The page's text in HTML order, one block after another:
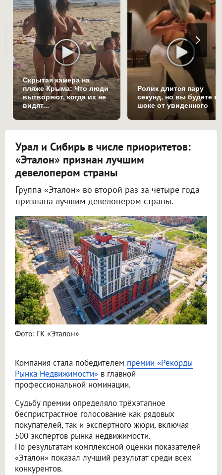
Скрытая камера на
пляже Крыма: Что люди
вытворяют, когда их не
видят...
Ролик длится пару
секунд, но вы будете в
шоке от увиденного
Урал и Сибирь в числе приоритетов:
«Эталон» признан лучшим
девелопером страны
Группа «Эталон» во второй раз за четыре года
признана лучшим девелопером страны.
Фото: ГК «Эталон»
Компания стала победителем премии «Рекорды
Рынка Недвижимости» в главной
профессиональной номинации.
Судьбу премии определяло трёхэтапное
беспристрастное голосование как рядовых
покупателей, так и экспертного жюри, включая
500 экспертов рынка недвижимости.
По результатам комплексной оценки показателей
«Эталон» показал лучший результат среди всех
конкурентов.